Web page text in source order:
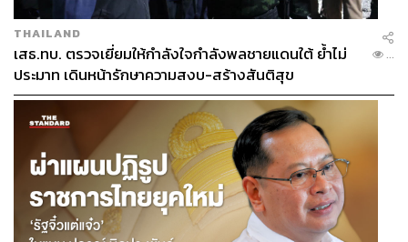
THAILAND
เสธ.ทบ. ตรวจเยี่ยมให้กำลังใจกำลังพลชายแดนใต้ ย้ำไม่
ประมาท เดินหน้ารักษาความสงบ-สร้างสันติสุข
...